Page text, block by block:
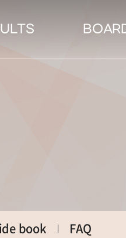
book FAQ